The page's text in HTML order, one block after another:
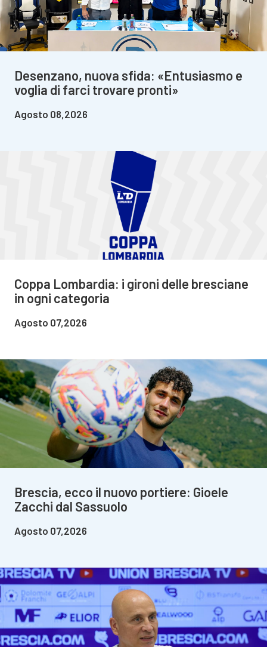
Desenzano, nuova sfida: «Entusiasmo e
voglia di farci trovare pronti»
Agosto 08,2026
Coppa Lombardia: i gironi delle bresciane
in ogni categoria
Agosto 07,2026
Brescia, ecco il nuovo portiere: Gioele
Zacchi dal Sassuolo
Agosto 07,2026